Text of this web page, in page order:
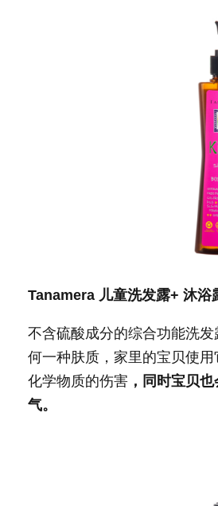
Tanamera 儿童洗发露+ 沐浴
不含硫酸成分的综合功能洗
何一种肤质，家里的宝贝使
化学物质的伤害 ，同时宝贝
气。